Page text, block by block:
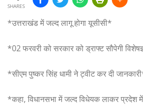
SHARES
*उत्तराखंड में जल्द लागू होगा यूसीसी*
*02 फरवरी को सरकार को ड्राफ्ट सौपेगी
*सीएम पुष्कर सिंह धामी ने ट्वीट कर दी
*कहा, विधानसभा में जल्द विधेयक लाकर प्रदेश